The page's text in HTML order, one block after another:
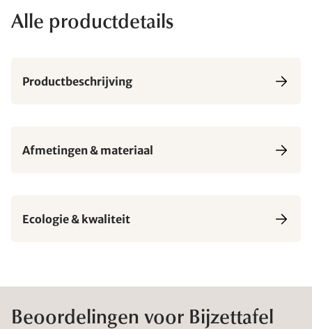
Alle productdetails
Productbeschrijving
Afmetingen & materiaal
Ecologie & kwaliteit
Beoordelingen voor Bijzettafel